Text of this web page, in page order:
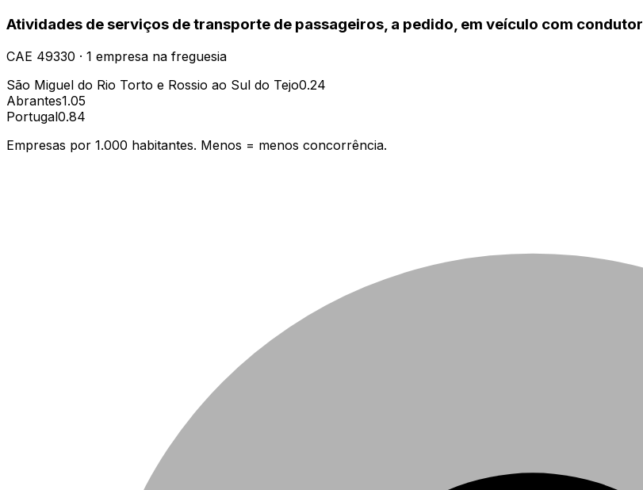
Atividades de serviços de transporte de passageiros, a pedido, em veículo com condutor
CAE 49330 · 1 empresa na freguesia
São Miguel do Rio Torto e Rossio ao Sul do Tejo0.24
Abrantes1.05
Portugal0.84
Empresas por 1.000 habitantes. Menos = menos concorrência.